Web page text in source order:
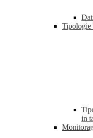
Tipologie
in